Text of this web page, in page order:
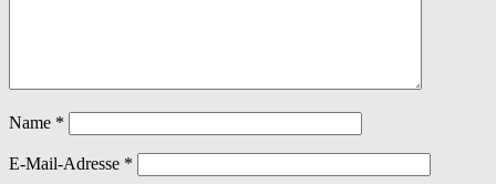
Name *
E-Mail-Adresse *